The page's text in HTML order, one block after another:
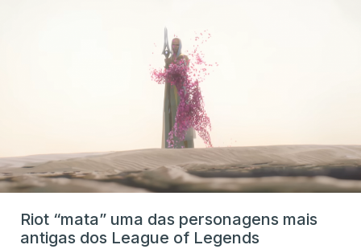
Riot “mata” uma das personagens mais
antigas dos League of Legends